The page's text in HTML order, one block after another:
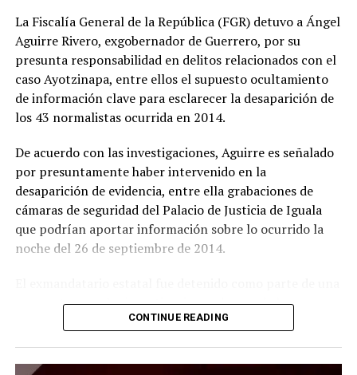
La Fiscalía General de la República (FGR) detuvo a Ángel
Aguirre Rivero, exgobernador de Guerrero, por su
presunta responsabilidad en delitos relacionados con el
caso Ayotzinapa, entre ellos el supuesto ocultamiento
de información clave para esclarecer la desaparición de
los 43 normalistas ocurrida en 2014.
De acuerdo con las investigaciones, Aguirre es señalado
por presuntamente haber intervenido en la
desaparición de evidencia, entre ella grabaciones de
cámaras de seguridad del Palacio de Justicia de Iguala
que podrían aportar información sobre lo ocurrido la
noche del 26 de septiembre de 2014.
nueva etapa en las investigaciones de uno de los casos
más importantes y dolorosos de México. La desaparición
mantenido durante más de una década la exigencia de
CONTINUE READING